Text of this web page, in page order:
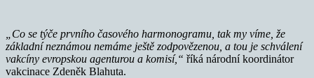
„Co se týče prvního časového harmonogramu, tak my víme, že
základní neznámou nemáme ještě zodpovězenou, a tou je schválení
vakcíny evropskou agenturou a komisí,“ říká národní koordinátor
vakcinace Zdeněk Blahuta.